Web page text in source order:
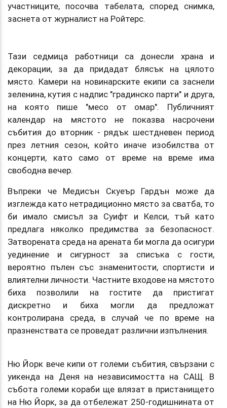
участниците, посочва табелата, според снимка,
заснета от журналист на Ройтерс.
Тази седмица работници са донесли храна и
декорации, за да придадат блясък на цялото
място. Камери на новинарските екипи са заснели
зеленина, кутия с надпис "градинско парти" и друга,
на която пише "месо от омар". Публичният
календар на мястото не показва насрочени
събития до вторник - рядък шестдневен период
през летния сезон, който иначе изобилства от
концерти, като само от време на време има
свободна вечер.
Въпреки че Медисън Скуеър Гардън може да
изглежда като нетрадиционно място за сватба, то
би имало смисъл за Суифт и Келси, тъй като
предлага няколко предимства за безопасност.
Затворената среда на арената би могла да осигури
уединение и сигурност за списъка с гости,
вероятно пълен със знаменитости, спортисти и
влиятелни личности. Частните входове на мястото
биха позволили на гостите да пристигат
дискретно и биха могли да предложат
контролирана среда, в случай че по време на
празненствата се проведат различни изпълнения.
Ню Йорк вече кипи от големи събития, свързани с
уикенда на Деня на независимостта на САЩ. В
събота големи кораби ще влязат в пристанището
на Ню Йорк, за да отбележат 250-годишнината от